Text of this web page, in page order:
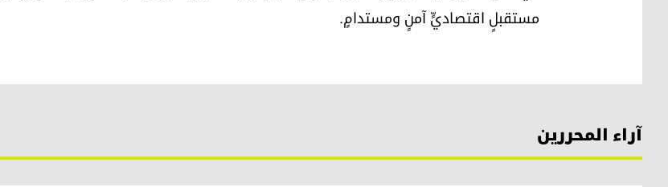
مستقبلٍ اقتصاديٍّ آمنٍ ومستدامٍ.
آراء المحررين